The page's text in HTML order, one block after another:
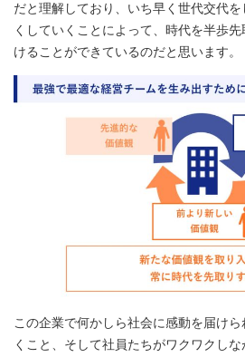
だと理解しており、いち早く世代交代
くしていくことによって、時代を半歩
けることができているのだと思います。
この企業で何かしら社会に感動を届け
くこと、そして社員たちがワクワクし